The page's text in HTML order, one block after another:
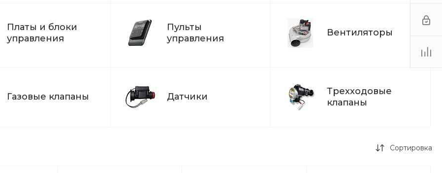
Платы и блоки
управления
Пульты
управления
Вентиляторы
Газовые клапаны Датчики
Трехходовые
клапаны
Сортировка